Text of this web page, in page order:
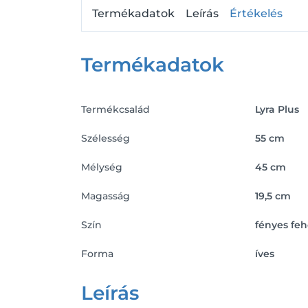
Termékadatok Leírás Értékelés
Termékadatok
Termékcsalád Lyra Plus
Szélesség 55 cm
Mélység 45 cm
Magasság 19,5 cm
Szín fényes
Forma íves
Leírás